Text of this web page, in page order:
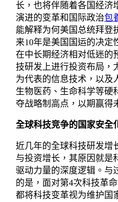
长，也将伴随着各国经济
演进的变革和国际政治包
能解释为何美国总统拜登
来10年是美国国运的决定
在中长期经济相对低迷的
技研发上进行投资布局，
为代表的信息技术，以及
生物医药、生命科学等硬
夺战略制高点，以期赢得
全球科技竞争的国家安全
近几年的全球科技研发增
与投资增长，其原因就是
驱动力量的深度逻辑。与
的是，面对第4次科技革
都将科技变革视为维护国